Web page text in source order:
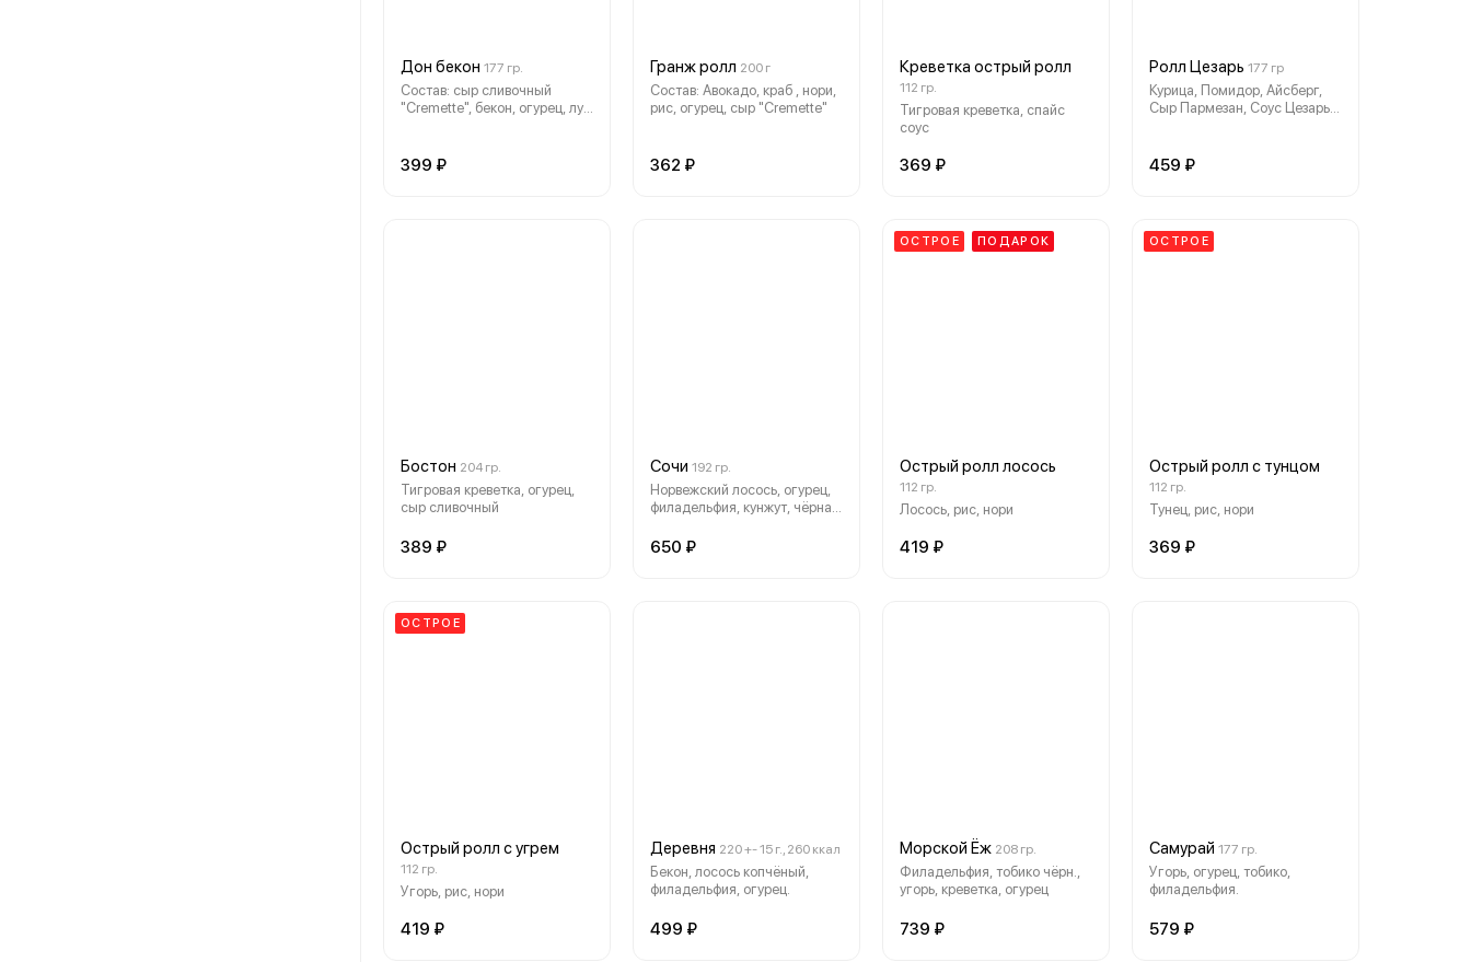
Дон бекон 177 гр.
Состав: сыр сливочный
"Cremette", бекон, огурец, лук
399 ₽
Гранж ролл 200 г
Состав: Авокадо, краб , нори,
рис, огурец, сыр "Cremette"
362 ₽
Креветка острый ролл
112 гр.
Тигровая креветка, спайс
соус
369 ₽
Ролл Цезарь 177 гр
Курица, Помидор, Айсберг,
Сыр Пармезан, Соус Цезарь,
459 ₽
Бостон 204 гр.
Тигровая креветка, огурец,
сыр сливочный
389 ₽
Сочи 192 гр.
Норвежский лосось, огурец,
филадельфия, кунжут, чёрная
650 ₽
ОСТРОЕ ПОДАРОК
Острый ролл лосось
112 гр.
Лосось, рис, нори
419 ₽
ОСТРОЕ
Острый ролл с тунцом
112 гр.
Тунец, рис, нори
369 ₽
ОСТРОЕ
Острый ролл с угрем
112 гр.
Угорь, рис, нори
419 ₽
Деревня 220 +- 15 г., 260 ккал
Бекон, лосось копчёный,
филадельфия, огурец.
499 ₽
Морской Ёж 208 гр.
Филадельфия, тобико чёрн.,
угорь, креветка, огурец
739 ₽
Самурай 177 гр.
Угорь, огурец, тобико,
филадельфия.
579 ₽